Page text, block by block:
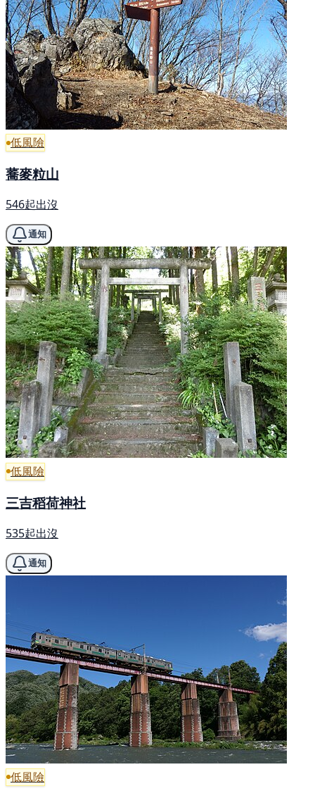
低風險
蕎麥粒山
546起出沒
通知
低風險
三吉稻荷神社
535起出沒
通知
低風險